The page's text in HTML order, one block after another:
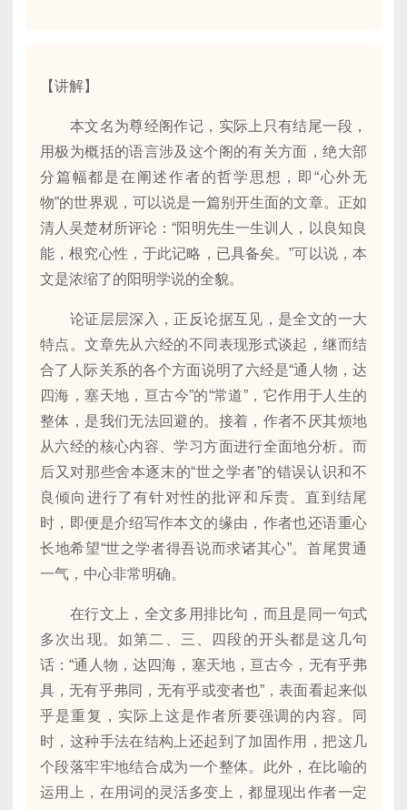
【讲解】
本文名为尊经阁作记，实际上只有结尾一段，
用极为概括的语言涉及这个阁的有关方面，绝大部
分篇幅都是在阐述作者的哲学思想，即“心外无
物”的世界观，可以说是一篇别开生面的文章。正如
清人吴楚材所评论：“阳明先生一生训人，以良知良
能，根究心性，于此记略，已具备矣。”可以说，本
文是浓缩了的阳明学说的全貌。
论证层层深入，正反论据互见，是全文的一大
特点。文章先从六经的不同表现形式谈起，继而结
合了人际关系的各个方面说明了六经是“通人物，达
四海，塞天地，亘古今”的“常道”，它作用于人生的
整体，是我们无法回避的。接着，作者不厌其烦地
从六经的核心内容、学习方面进行全面地分析。而
后又对那些舍本逐末的“世之学者”的错误认识和不
良倾向进行了有针对性的批评和斥责。直到结尾
时，即便是介绍写作本文的缘由，作者也还语重心
长地希望“世之学者得吾说而求诸其心”。首尾贯通
一气，中心非常明确。
在行文上，全文多用排比句，而且是同一句式
多次出现。如第二、三、四段的开头都是这几句
话：“通人物，达四海，塞天地，亘古今，无有乎弗
具，无有乎弗同，无有乎或变者也”，表面看起来似
乎是重复，实际上这是作者所要强调的内容。同
时，这种手法在结构上还起到了加固作用，把这几
个段落牢牢地结合成为一个整体。此外，在比喻的
运用上，在用词的灵活多变上，都显现出作者一定